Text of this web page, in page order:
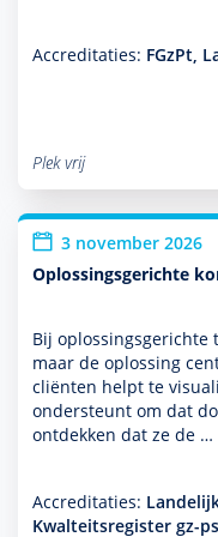
Accreditaties: FGzPt,
Plek vrij
3 november 2026
Oplossingsgerichte
Bij
maar de oplos­sing
cliënten helpt te
onder­steunt om dat
ontdekken dat ze de …
Accreditaties:
Kwalteitsregister gz-